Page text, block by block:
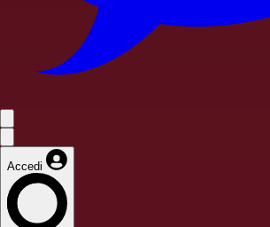
Accedi